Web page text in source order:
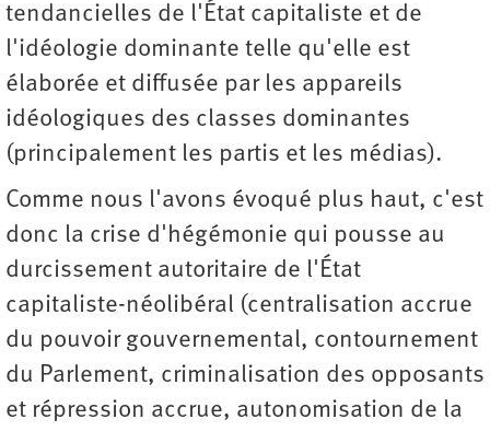
tendancielles de l'État capitaliste et de
l'idéologie dominante telle qu'elle est
élaborée et diffusée par les appareils
idéologiques des classes dominantes
(principalement les partis et les médias).
Comme nous l'avons évoqué plus haut, c'est
donc la crise d'hégémonie qui pousse au
durcissement autoritaire de l'État
capitaliste-néolibéral (centralisation accrue
du pouvoir gouvernemental, contournement
du Parlement, criminalisation des opposants
et répression accrue, autonomisation de la